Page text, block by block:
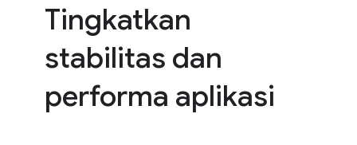
Tingkatkan
stabilitas dan
performa aplikasi